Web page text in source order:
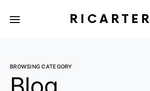
RICARTER
BROWSING CATEGORY